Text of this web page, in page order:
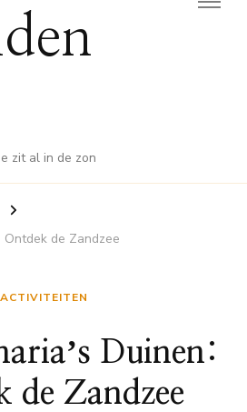
zit al in de zon
Ontdek de Zandzee
ACTIVITEITEN
Duinen:
de Zandzee